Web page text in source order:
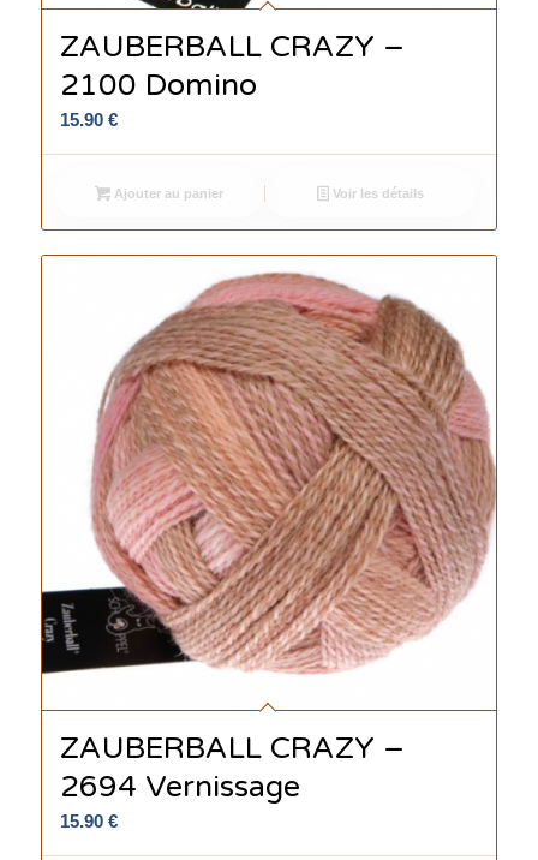
ZAUBERBALL CRAZY –
2100 Domino
15.90 €
Ajouter au panier Voir les détails
ZAUBERBALL CRAZY –
2694 Vernissage
15.90 €